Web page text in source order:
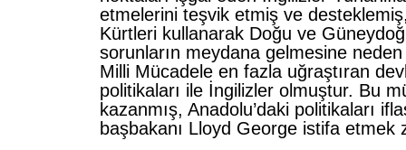
etmelerini teşvik etmiş ve
Kürtleri kullanarak Doğu ve
sorunların meydana gelmesine
Milli Mücadele en fazla uğraştıran
politikaları ile İngilizler olmuştur. Bu
kazanmış, Anadolu’daki politikaları
başbakanı Lloyd George istifa etmek